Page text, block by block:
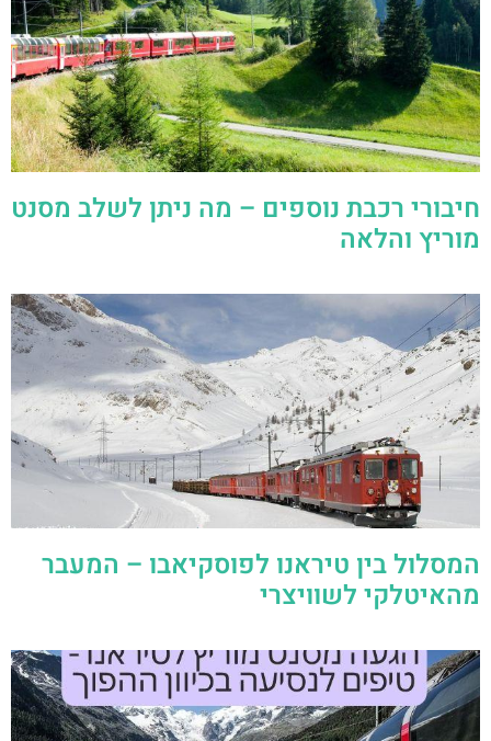
חיבורי רכבת נוספים – מה ניתן לשלב מסנט
מוריץ והלאה
המסלול בין טיראנו לפוסקיאבו – המעבר
מהאיטלקי לשוויצרי